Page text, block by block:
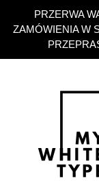
PRZERWA
ZAMÓWIENIA W
zawartości